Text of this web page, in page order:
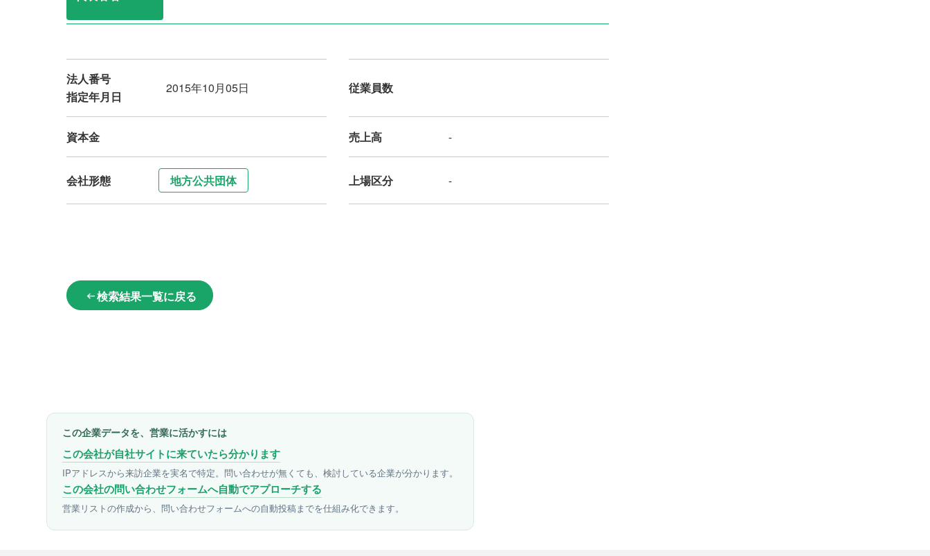
法人番号
指定年月日
2015年10月05日 従業員数
資本金 売上高 -
会社形態 地方公共団体 上場区分 -
arrow_left_alt検索結果一覧に戻る
この企業データを、営業に活かすには
この会社が自社サイトに来ていたら分かります
IPアドレスから来訪企業を実名で特定。問い合わせが無くても、検討している企業が分かります。
この会社の問い合わせフォームへ自動でアプローチする
営業リストの作成から、問い合わせフォームへの自動投稿までを仕組み化できます。